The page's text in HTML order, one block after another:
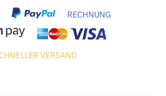
RECHNUNG
VERSAND